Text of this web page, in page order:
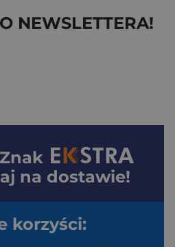
NEWSLETTERA!
Znak
na dostawie!
korzyści: